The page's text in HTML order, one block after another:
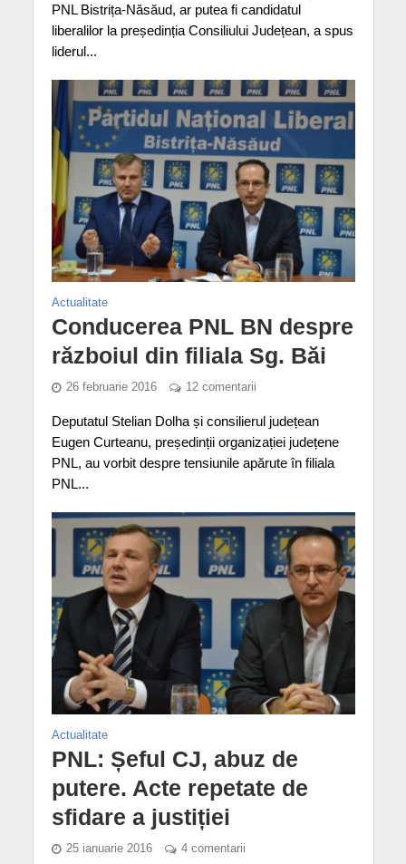
PNL Bistrița-Năsăud, ar putea fi candidatul
liberalilor la președinția Consiliului Județean, a spus
liderul...
Actualitate
Conducerea PNL BN despre
războiul din filiala Sg. Băi
26 februarie 2016 12 comentarii
Deputatul Stelian Dolha și consilierul județean
Eugen Curteanu, președinții organizației județene
PNL, au vorbit despre tensiunile apărute în filiala
PNL...
Actualitate
PNL: Șeful CJ, abuz de
putere. Acte repetate de
sfidare a justiției
25 ianuarie 2016 4 comentarii